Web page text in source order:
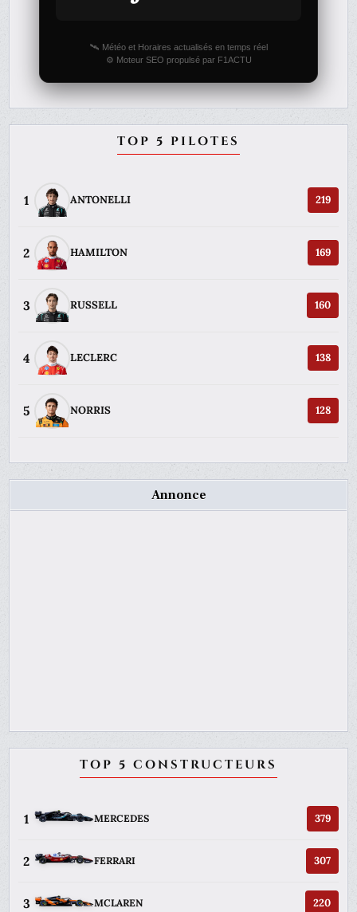
🛰️ Météo et Horaires actualisés en temps réel
⚙️ Moteur SEO propulsé par F1ACTU
TOP 5 PILOTES
1 ANTONELLI 219
2 HAMILTON 169
3 RUSSELL 160
4 LECLERC 138
5 NORRIS 128
Annonce
TOP 5 CONSTRUCTEURS
1 MERCEDES 379
2 FERRARI 307
3 MCLAREN 220